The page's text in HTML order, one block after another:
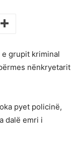
e grupit kriminal
nënkryetarit
pyet policinë,
dalë emri i